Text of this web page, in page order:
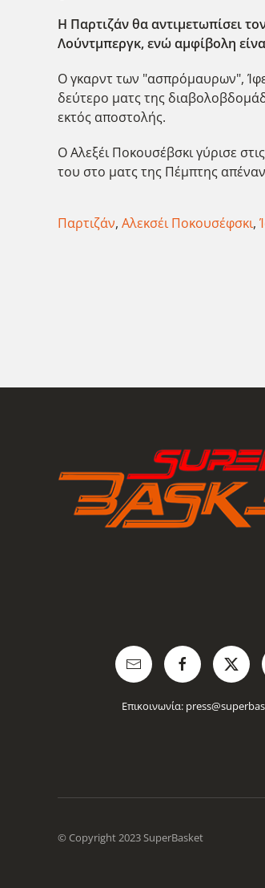
Η Παρτιζάν θα αντιμετωπίσει
Λούντμπεργκ, ενώ αμφίβολη
Ο γκαρντ των "ασπρόμαυρων", Ίφε
δεύτερο ματς της
εκτός αποστολής.
Ο Αλεξέι Ποκουσέβσκι γύρισε
του στο ματς της Πέμπτης
Παρτιζάν, Αλεκσέι Ποκουσέφσκι,
Επικοινωνία:
© Copyright 2023 SuperBasket